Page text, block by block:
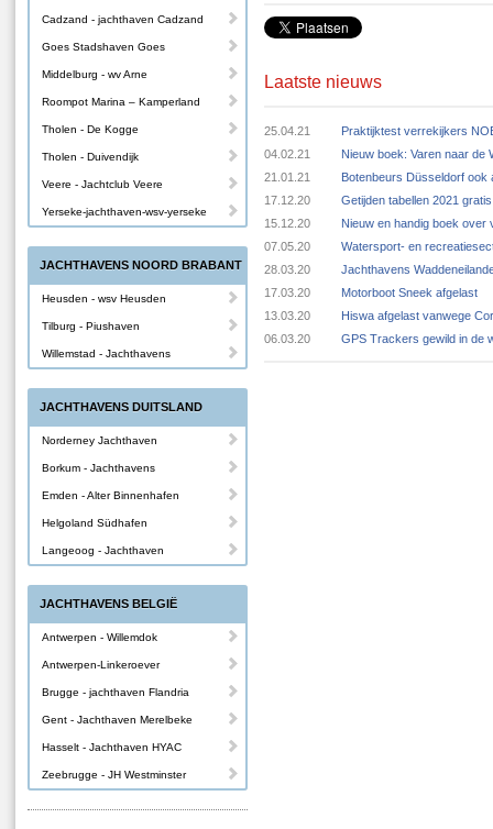
Laatste nieuws
25.04.21
Praktijktest verrekijkers
04.02.21
Nieuw boek: Varen naar de
21.01.21
Botenbeurs Düsseldorf ook
17.12.20
Getijden tabellen 2021
15.12.20
Nieuw en handig boek over
07.05.20
Watersport- en
28.03.20
Jachthavens
17.03.20
Motorboot Sneek afgelast
13.03.20
Hiswa afgelast vanwege
06.03.20
GPS Trackers gewild in de
Cadzand - jachthaven Cadzand
Goes Stadshaven Goes
Middelburg - wv Arne
Roompot Marina – Kamperland
Tholen - De Kogge
Tholen - Duivendijk
Veere - Jachtclub Veere
Yerseke-jachthaven-wsv-yerseke
JACHTHAVENS NOORD BRABANT
Heusden - wsv Heusden
Tilburg - Piushaven
Willemstad - Jachthavens
JACHTHAVENS DUITSLAND
Norderney Jachthaven
Borkum - Jachthavens
Emden - Alter Binnenhafen
Helgoland Südhafen
Langeoog - Jachthaven
JACHTHAVENS BELGIË
Antwerpen - Willemdok
Antwerpen-Linkeroever
Brugge - jachthaven Flandria
Gent - Jachthaven Merelbeke
Hasselt - Jachthaven HYAC
Zeebrugge - JH Westminster